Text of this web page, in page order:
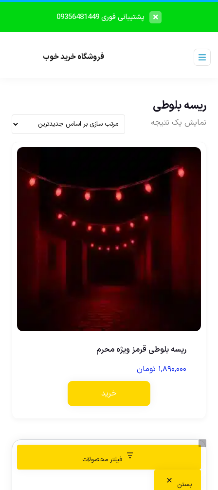
پشتیبانی فوری 09356481449
فروشگاه خرید خوب
ریسه بلوطی
نمایش یک نتیجه
ریسه بلوطی قرمز ویژه محرم
۱,۸۹۰,۰۰۰ تومان
خرید
فیلتر محصولات
بستن